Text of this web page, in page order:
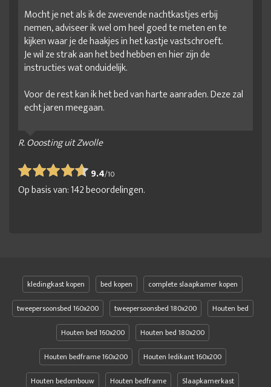
Mocht je net als ik de zwevende nachtkastjes erbij
nemen, adviseer ik wel om heel goed te meten en te
kijken waar je de haakjes in het kastje vastschroeft.
Je wil ze strak aan het bed hebben en hier zijn de
instructies wat onduidelijk.
Voor de rest kan ik het bed van harte aanraden. Deze zal
echt jaren meegaan.
R. Ooosting uit Zwolle
9.4/10
Op basis van:142beoordelingen.
kledingkast kopen bed kopen
complete slaapkamer kopen
tweepersoonsbed 160x200
tweepersoonsbed 180x200
Houten bed
Houten bed 160x200
Houten bed 180x200
Houten bedframe 160x200
Houten ledikant 160x200
Houten bedombouw
Houten bedframe Slaapkamerkast